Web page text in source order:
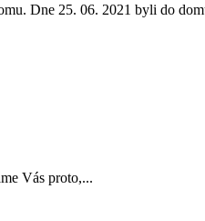
Dne 25. 06. 2021 byli do
Vás proto,...